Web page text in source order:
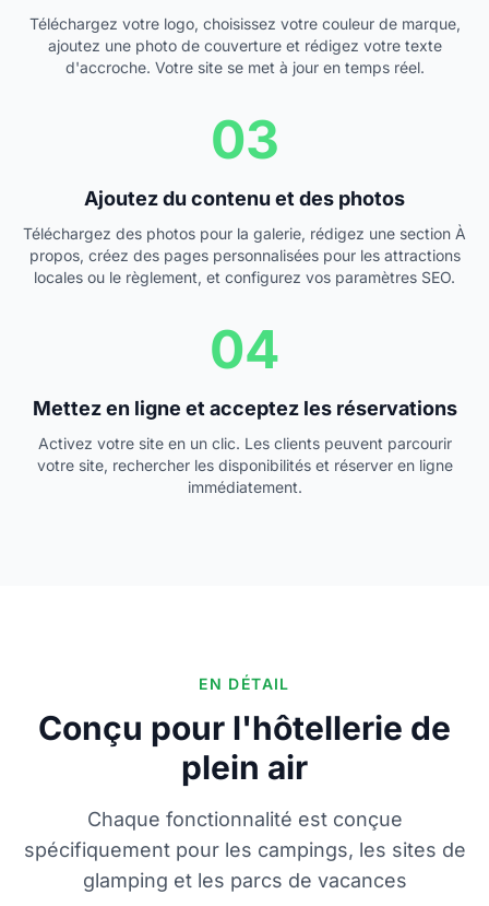
Téléchargez votre logo, choisissez votre couleur de marque,
ajoutez une photo de couverture et rédigez votre texte
d'accroche. Votre site se met à jour en temps réel.
03
Ajoutez du contenu et des photos
Téléchargez des photos pour la galerie, rédigez une section À
propos, créez des pages personnalisées pour les attractions
locales ou le règlement, et configurez vos paramètres SEO.
04
Mettez en ligne et acceptez les réservations
Activez votre site en un clic. Les clients peuvent parcourir
votre site, rechercher les disponibilités et réserver en ligne
immédiatement.
EN DÉTAIL
Conçu pour l'hôtellerie de
plein air
Chaque fonctionnalité est conçue
spécifiquement pour les campings, les sites de
glamping et les parcs de vacances